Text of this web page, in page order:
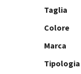
Taglia
Colore
Marca
Tipologia